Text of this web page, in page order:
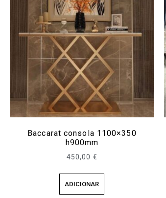
Baccarat consola 1100×350
h900mm
450,00 €
ADICIONAR